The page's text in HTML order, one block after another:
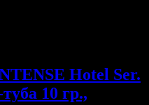
Hotel Ser.
10 гр.,